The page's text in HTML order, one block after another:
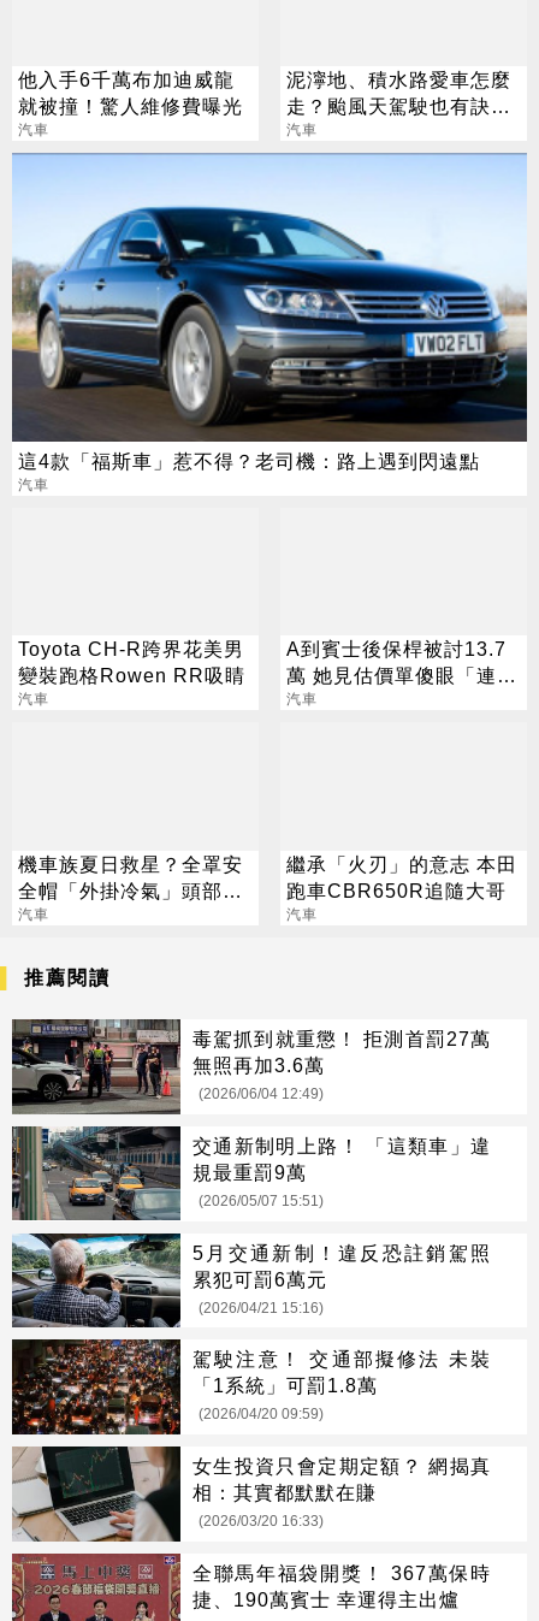
他入手6千萬布加迪威龍
就被撞！驚人維修費曝光
汽車
泥濘地、積水路愛車怎麼
走？颱風天駕駛也有訣
竅！
汽車
這4款「福斯車」惹不得？老司機：路上遇到閃遠點
汽車
Toyota CH-R跨界花美男
變裝跑格Rowen RR吸睛
汽車
A到賓士後保桿被討13.7
萬 她見估價單傻眼「連點
煙器都要換」
汽車
機車族夏日救星？全罩安
全帽「外掛冷氣」頭部溫
度降10度
汽車
繼承「火刃」的意志 本田
跑車CBR650R追隨大哥
汽車
推薦閱讀
毒駕抓到就重懲！ 拒測首罰27萬
無照再加3.6萬
(2026/06/04 12:49)
交通新制明上路！ 「這類車」違
規最重罰9萬
(2026/05/07 15:51)
5月交通新制！違反恐註銷駕照
累犯可罰6萬元
(2026/04/21 15:16)
駕駛注意！ 交通部擬修法 未裝
「1系統」可罰1.8萬
(2026/04/20 09:59)
女生投資只會定期定額？ 網揭真
相：其實都默默在賺
(2026/03/20 16:33)
全聯馬年福袋開獎！ 367萬保時
捷、190萬賓士 幸運得主出爐